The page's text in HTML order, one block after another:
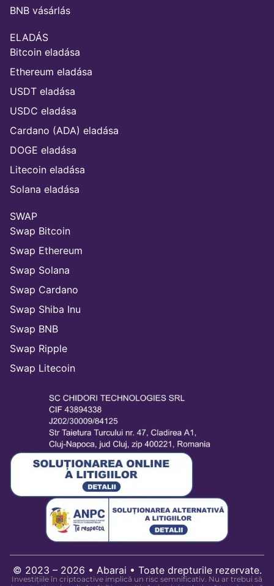
BNB vásárlás
ELADÁS
Bitcoin eladása
Ethereum eladása
USDT eladása
USDC eladása
Cardano (ADA) eladása
DOGE eladása
Litecoin eladása
Solana eladása
SWAP
Swap Bitcoin
Swap Ethereum
Swap Solana
Swap Cardano
Swap Shiba Inu
Swap BNB
Swap Ripple
Swap Litecoin
© 2023 – 2026 • Abarai • Toate drepturile rezervate.
Investițiile în criptoactive implică un risc semnificativ. Nu ar trebui să